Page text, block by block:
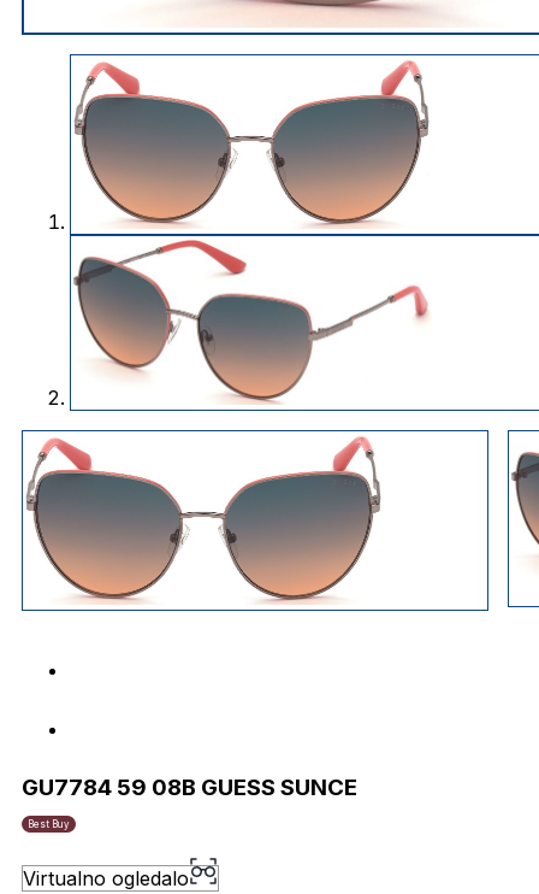
GU7784 59 08B GUESS SUNCE
Best Buy
Virtualno ogledalo